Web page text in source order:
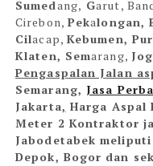
Sumedang, Garut, B
Cirebon, Pekalongan,
Cilacap, Kebumen,
Klaten, Semarang,
Pengaspalan Jalan
Semarang, Jasa
Jakarta, Harga Aspal
Meter 2 Kontraktor
Jabodetabek
Depok, Bogor dan